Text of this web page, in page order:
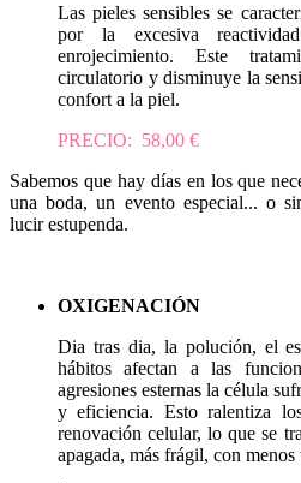
Las pieles sensibles se
por la excesiva
enrojecimiento. Este
circulatorio y disminuye la
confort a la piel.
PRECIO: 58,00 €
Sabemos que hay días en los que
una boda, un evento especial... o
lucir estupenda.
OXIGENACIÓN
Dia tras dia, la polución, el
hábitos afectan a las
agresiones esternas la célula
y eficiencia. Esto ralentiza
renovación celular, lo que se
apagada, más frágil, con